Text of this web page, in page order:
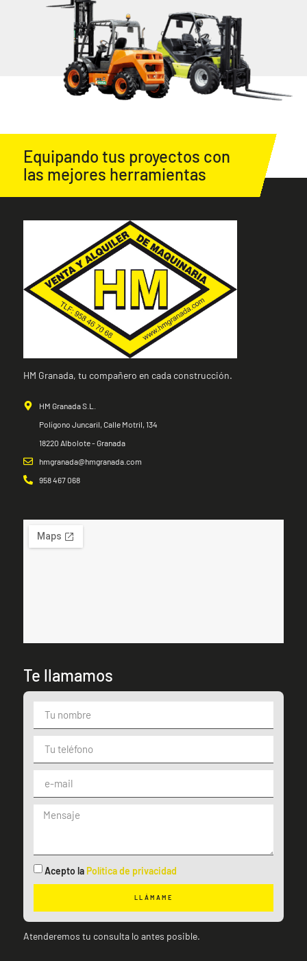
Equipando tus proyectos con
las mejores herramientas
HM Granada, tu compañero en cada construcción.
HM Granada S.L.
Polígono Juncaril, Calle Motril, 134
18220 Albolote - Granada
hmgranada@hmgranada.com
958 467 068
Te llamamos
Acepto la Política de privacidad
LLÁMAME
Atenderemos tu consulta lo antes posible.